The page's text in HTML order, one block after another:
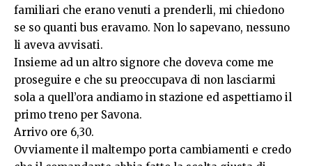
familiari che erano venuti a prenderli, mi chiedono
se so quanti bus eravamo. Non lo sapevano, nessuno
li aveva avvisati.
Insieme ad un altro signore che doveva come me
proseguire e che su preoccupava di non lasciarmi
sola a quell’ora andiamo in stazione ed aspettiamo il
primo treno per Savona.
Arrivo ore 6,30.
Ovviamente il maltempo porta cambiamenti e credo